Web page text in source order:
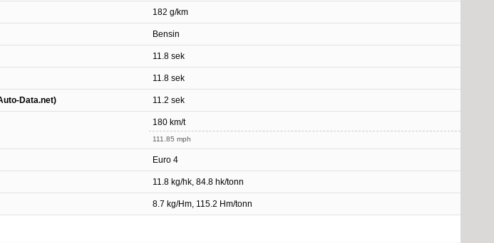
182 g/km
Bensin
11.8 sek
11.8 sek
Data.net) 11.2 sek
180 km/t
111.85 mph
Euro 4
11.8 kg/hk, 84.8 hk/tonn
8.7 kg/Hm, 115.2 Hm/tonn